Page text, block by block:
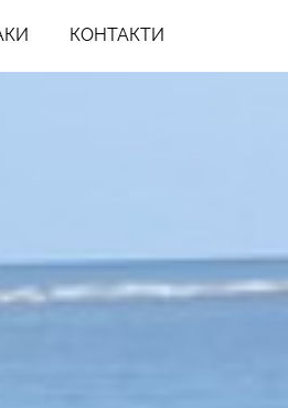
КОНТАКТИ